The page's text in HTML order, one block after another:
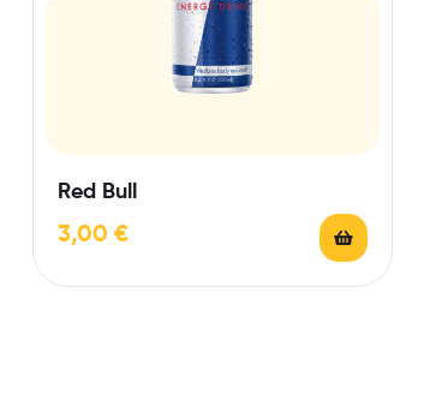
Red Bull
3,00 €